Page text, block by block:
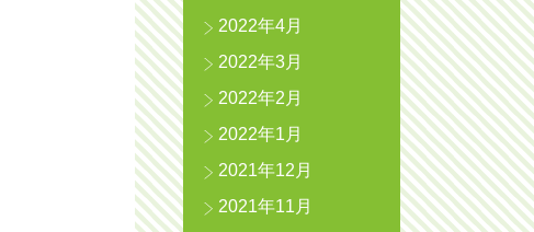
2022年4月
2022年3月
2022年2月
2022年1月
2021年12月
2021年11月